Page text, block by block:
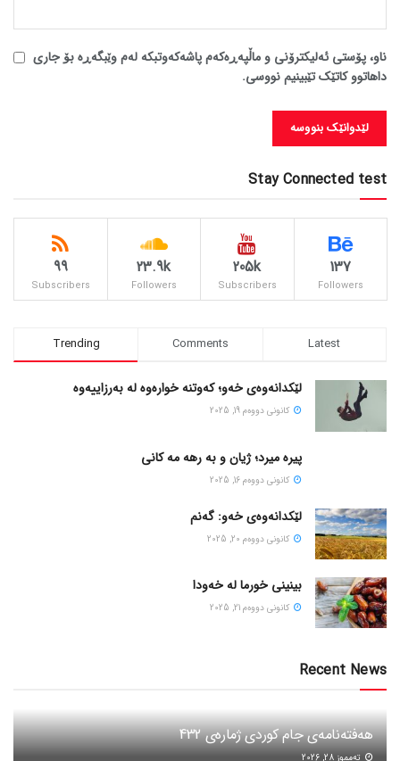
ناو، پۆستی ئەلیکترۆنی و ماڵپەڕەکەم پاشەکەوتبکە لەم وێبگەڕە بۆ جاری
داهاتوو کاتێک تێبینیم نووسی.
Stay Connected test
137
Followers
205k
Subscribers
23.9k
Followers
99
Subscribers
Trending Comments Latest
لێکدانەوەی خەو؛ کەوتنە خوارەوە لە بەرزاییەوە
كانونی دووه‌م 19, 2025
پیره میرد؛ ژیان و به رهه مه کانی
كانونی دووه‌م 16, 2025
لێکدانەوەی خەو: گەنم
كانونی دووه‌م 20, 2025
بینینی خورما لە خەودا
كانونی دووه‌م 21, 2025
Recent News
هەفتەنامەی جام کوردی ژمارەی 432
ته‌مموز 28, 2026